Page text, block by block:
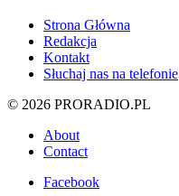
Strona Główna
Redakcja
Kontakt
Słuchaj nas na telefonie
© 2026 PRORADIO.PL
About
Contact
Facebook